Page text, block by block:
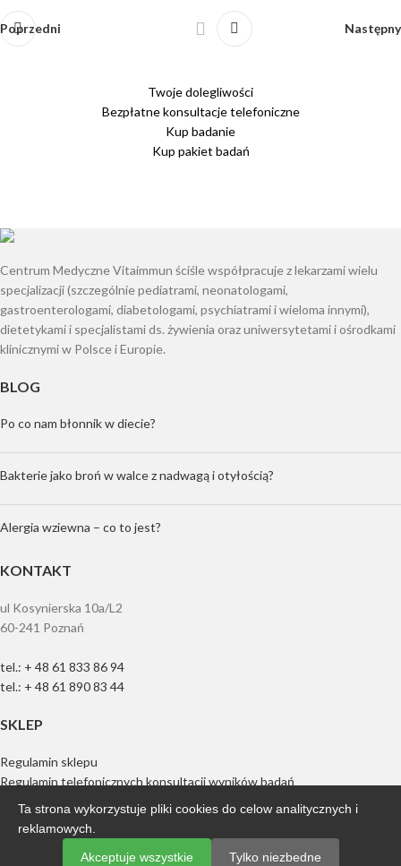
Poprzedni Następny
Twoje dolegliwości
Bezpłatne konsultacje telefoniczne
Kup badanie
Kup pakiet badań
Centrum Medyczne Vitaimmun ściśle współpracuje z lekarzami wielu
specjalizacji (szczególnie pediatrami, neonatologami,
gastroenterologami, diabetologami, psychiatrami i wieloma innymi),
dietetykami i specjalistami ds. żywienia oraz uniwersytetami i ośrodkami
klinicznymi w Polsce i Europie.
BLOG
Po co nam błonnik w diecie?
Bakterie jako broń w walce z nadwagą i otyłością?
Alergia wziewna – co to jest?
KONTAKT
ul Kosynierska 10a/L2
60-241 Poznań
tel.: + 48 61 833 86 94
tel.: + 48 61 890 83 44
SKLEP
Regulamin sklepu
Regulamin telefonicznych konsultacji wyników badań
Standardy ochrony małoletnich
Polityka prywatności
Wysyłka materiału dla Państw spoza UE
Ta strona wykorzystuje pliki cookies do celow analitycznych i
reklamowych.
Akceptuje wszystkie
Tylko niezbedne